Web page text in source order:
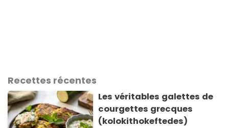
Recettes récentes
Les véritables galettes de
courgettes grecques
(kolokithokeftedes)